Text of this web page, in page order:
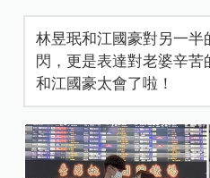
林昱珉和江國豪對另一
閃，更是表達對老婆辛
和江國豪太會了啦！